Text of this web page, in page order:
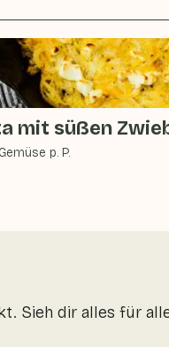
mit süßen
p. P.
Sieh dir alles für